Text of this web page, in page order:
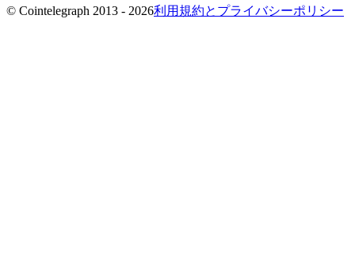
© Cointelegraph 2013 - 2026利用規約とプライバシーポリシー